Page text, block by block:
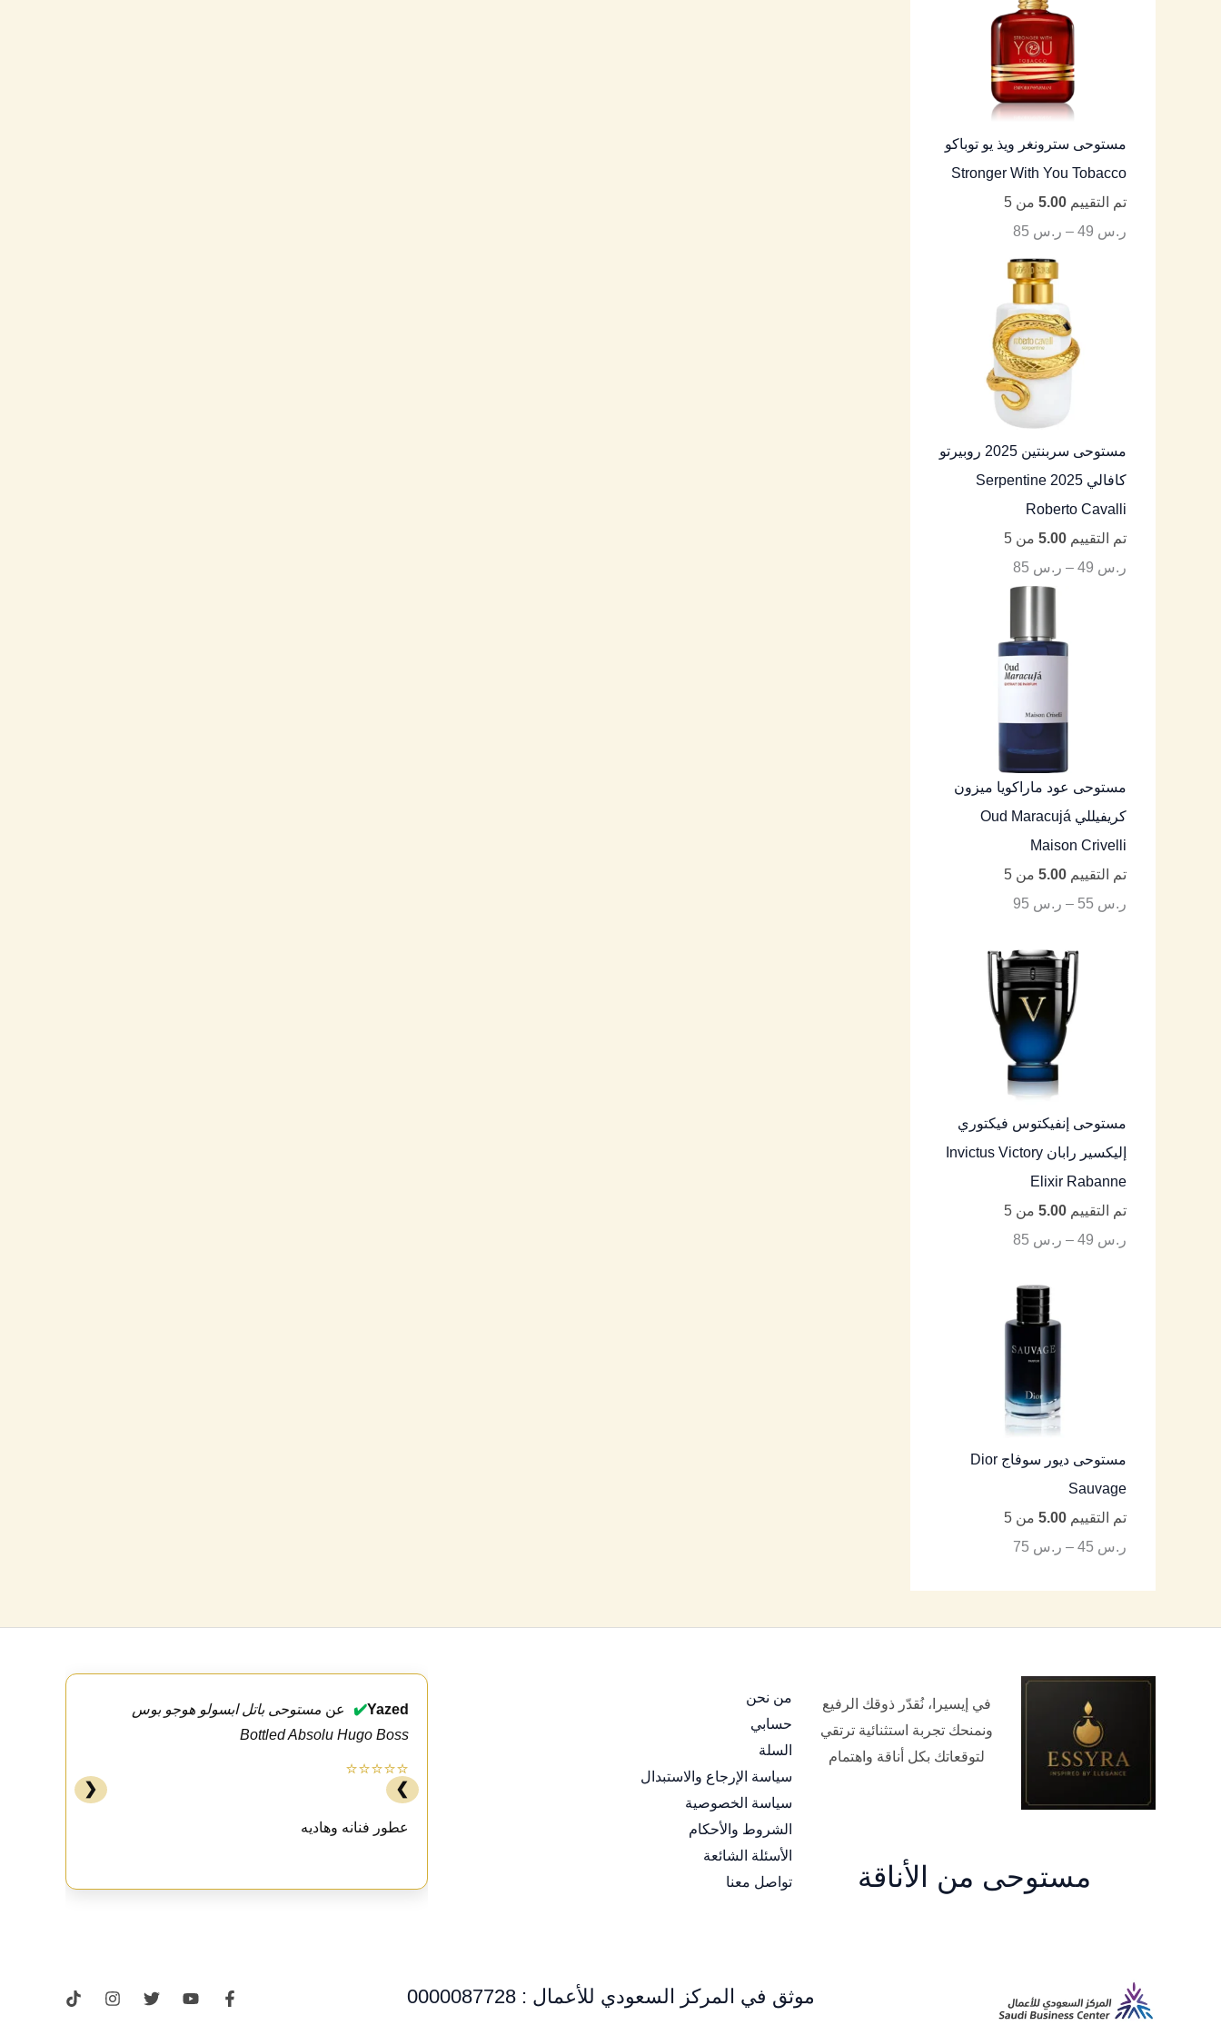
مستوحى سترونغر ويذ يو توباكو
Stronger With You Tobacco
تم التقييم 5.00 من 5
ر.س
– ر.س
مستوحى سربنتين 2025 روبيرتو
كافالي Serpentine 2025
Roberto Cavalli
تم التقييم 5.00 من 5
ر.س
– ر.س
مستوحى عود ماراكويا ميزون
كريفيللي Oud Maracujá
Maison Crivelli
تم التقييم 5.00 من 5
ر.س
– ر.س
مستوحى إنفيكتوس فيكتوري
إليكسير رابان Invictus Victory
Elixir Rabanne
تم التقييم 5.00 من 5
ر.س
– ر.س
مستوحى ديور سوفاج Dior
Sauvage
تم التقييم 5.00 من 5
ر.س
– ر.س
في إيسيرا، نُقدّر ذوقك الرفيع
ونمنحك تجربة استثنائية ترتقي
لتوقعاتك بكل أناقة واهتمام
مستوحى من الأناقة
من نحن
حسابي
السلة
سياسة الإرجاع والاستبدال
سياسة الخصوصية
الشروط والأحكام
الأسئلة الشائعة
تواصل معنا
Yazed
✔️ عن مستوحى باتل ابسولو هوجو بوس
Bottled Absolu Hugo Boss
⭐⭐⭐⭐⭐
عطور فنانه وهاديه
❮ ❯
موثق في المركز السعودي للأعمال : 0000087728